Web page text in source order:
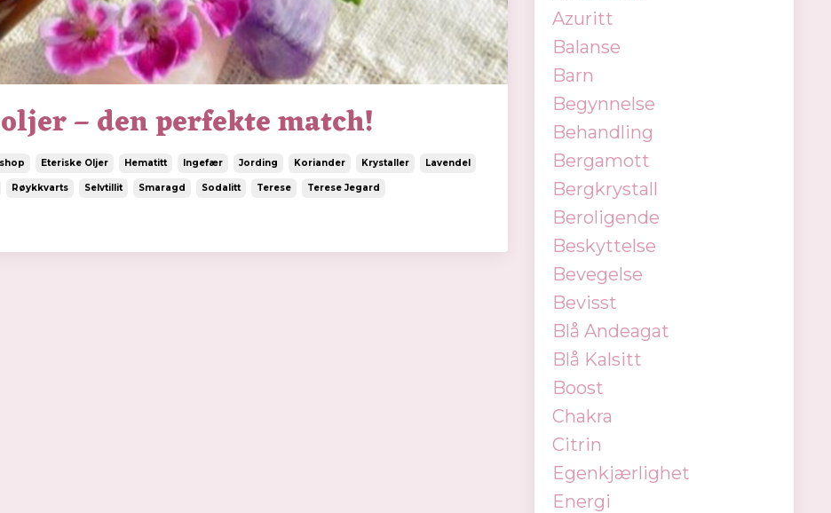
– den perfekte match!
Eteriske Oljer Hematitt Ingefær Jording Koriander Krystaller Lavendel
Røykkvarts Selvtillit Smaragd Sodalitt Terese Terese Jegard
Azuritt
Balanse
Barn
Begynnelse
Behandling
Bergamott
Bergkrystall
Beroligende
Beskyttelse
Bevegelse
Bevisst
Blå Andeagat
Blå Kalsitt
Boost
Chakra
Citrin
Egenkjærlighet
Energi